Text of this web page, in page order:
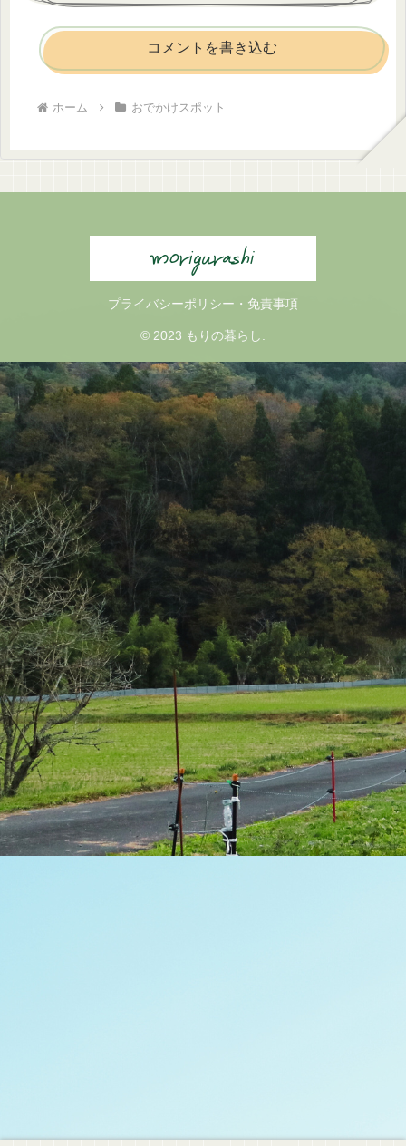
コメントを書き込む
ホーム おでかけスポット
プライバシーポリシー・免責事項
© 2023 もりの暮らし.